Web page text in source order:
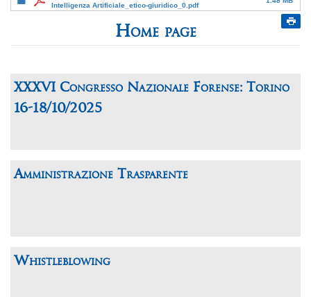
Intelligenza Artificiale_etico-giuridico_0.pdf
Home page
XXXVI Congresso Nazionale Forense: Torino
16-18/10/2025
Amministrazione Trasparente
Whistleblowing